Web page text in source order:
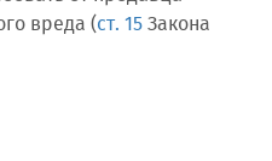
вреда (ст. 15Закона